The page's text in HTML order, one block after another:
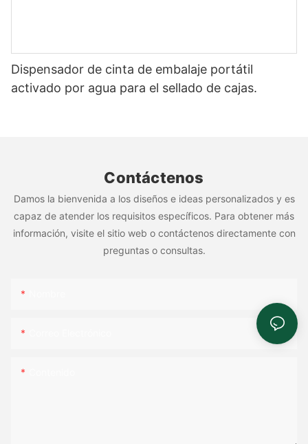
Dispensador de cinta de embalaje portátil
activado por agua para el sellado de cajas.
Contáctenos
Damos la bienvenida a los diseños e ideas personalizados y es
capaz de atender los requisitos específicos. Para obtener más
información, visite el sitio web o contáctenos directamente con
preguntas o consultas.